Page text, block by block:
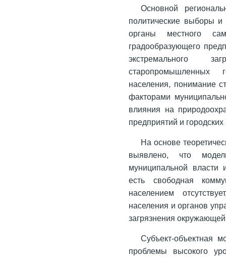
Основной
политические выборы и
органы местного
градообразующего
экстремального
старопромышленных
населения, понимание
факторами
влияния на
предприятий и
На основе
выявлено, что
муниципальной власти
есть свободная
населением
населения и органов
загрязнения
Субъект-объектная
проблемы высокого